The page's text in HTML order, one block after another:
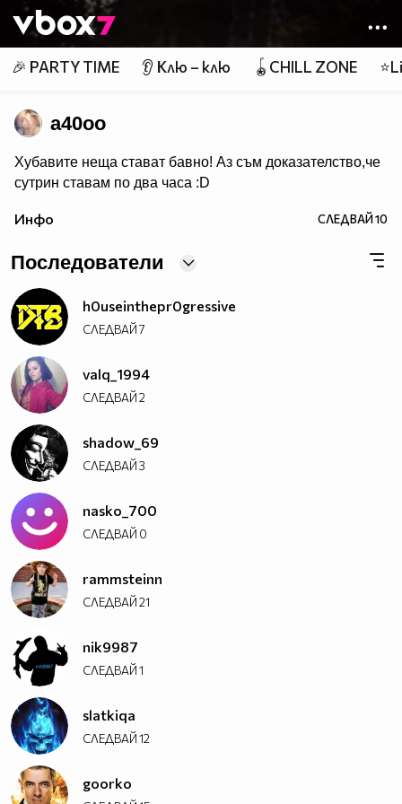
👾
🎉 PARTY TIME 👂 Клю – клю 🪀CHILL ZONE
a40oo
Хубавите неща стават бавно! Аз съм доказателство,че
сутрин ставам по два часа :D
Инфо СЛЕДВАЙ10
Последователи
h0useinthepr0gressive
СЛЕДВАЙ7
valq_1994
СЛЕДВАЙ2
shadow_69
СЛЕДВАЙ3
nasko_700
СЛЕДВАЙ 0
rammsteinn
СЛЕДВАЙ21
nik9987
СЛЕДВАЙ1
slatkiqa
СЛЕДВАЙ12
goorko